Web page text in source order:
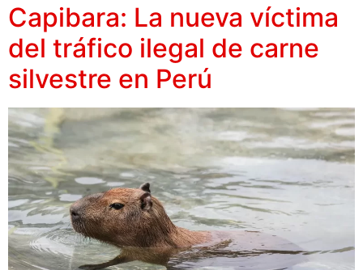
Capibara: La nueva víctima
del tráfico ilegal de carne
silvestre en Perú